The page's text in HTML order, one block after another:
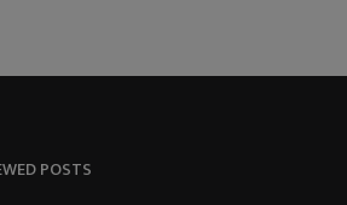
POSTS